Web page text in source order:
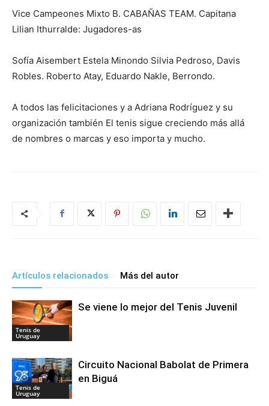
Vice Campeones Mixto B. CABAÑAS TEAM. Capitana
Lilian Ithurralde: Jugadores-as
Sofía Aisembert Estela Minondo Silvia Pedroso, Davis
Robles. Roberto Atay, Eduardo Nakle, Berrondo.
A todos las felicitaciones y a Adriana Rodríguez y su
organización también El tenis sigue creciendo más allá
de nombres o marcas y eso importa y mucho.
Artículos relacionados Más del autor
Tenis de
Uruguay
Se viene lo mejor del Tenis Juvenil
Tenis de
Uruguay
Circuito Nacional Babolat de Primera
en Biguá